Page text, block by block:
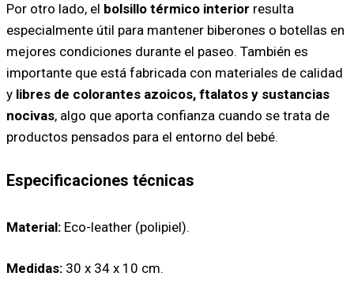
Por otro lado, el bolsillo térmico interior resulta
especialmente útil para mantener biberones o botellas en
mejores condiciones durante el paseo. También es
importante que está fabricada con materiales de calidad
y libres de colorantes azoicos, ftalatos y sustancias
nocivas, algo que aporta confianza cuando se trata de
productos pensados para el entorno del bebé.
Especificaciones técnicas
Material: Eco-leather (polipiel).
Medidas: 30 x 34 x 10 cm.